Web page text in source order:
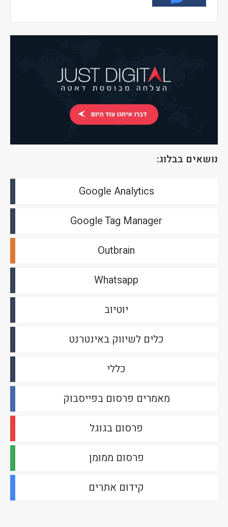
נושאים בבלוג:
Google Analytics
Google Tag Manager
Outbrain
Whatsapp
יוטיוב
כלים לשיווק באינטרנט
כללי
מאמרים פרסום בפייסבוק
פרסום בגוגל
פרסום ממומן
קידום אתרים